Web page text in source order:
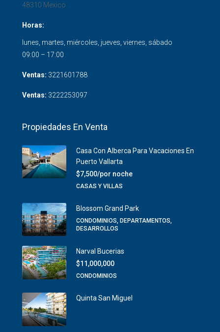
48310 Mexico
Horas:
lunes, martes, miércoles, jueves, viernes, sábado
09:00 – 17:00
Ventas: 3221601788
Ventas: 3222253097
Propiedades En Venta
Casa Con Alberca Para Vacaciones En
Puerto Vallarta
$7,500/por noche
CASAS Y VILLAS
Blossom Grand Park
CONDOMINIOS, DEPARTAMENTOS,
DESARROLLOS
Narval Bucerias
$11,000,000
CONDOMINIOS
Quinta San Miguel